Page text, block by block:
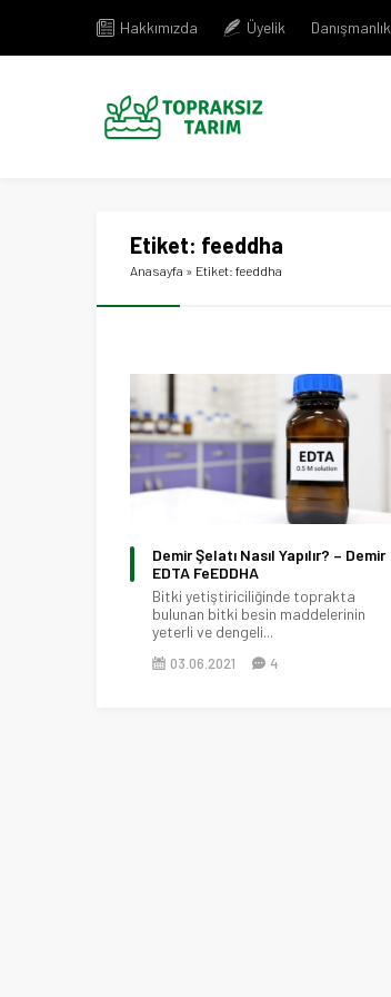
Hakkımızda Üyelik Danışmanlık
Etiket: feeddha
Anasayfa » Etiket: feeddha
Demir Şelatı Nasıl Yapılır? – Demir
EDTA FeEDDHA
Bitki yetiştiriciliğinde toprakta
bulunan bitki besin maddelerinin
yeterli ve dengeli...
03.06.2021 4